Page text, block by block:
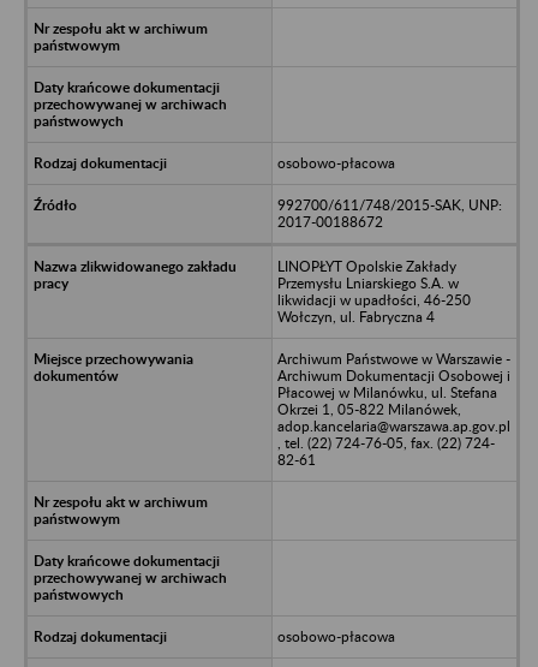
osobowo-płacowa
992700/611/748/2015-SAK, UNP:
2017-00188672
LINOPŁYT Opolskie Zakłady
Przemysłu Lniarskiego S.A. w
likwidacji w upadłości, 46-250
Wołczyn, ul. Fabryczna 4
Archiwum Państwowe w Warszawie -
Archiwum Dokumentacji Osobowej i
Płacowej w Milanówku, ul. Stefana
Okrzei 1, 05-822 Milanówek,
adop.kancelaria@warszawa.ap.gov.pl
, tel. (22) 724-76-05, fax. (22) 724-
82-61
osobowo-płacowa